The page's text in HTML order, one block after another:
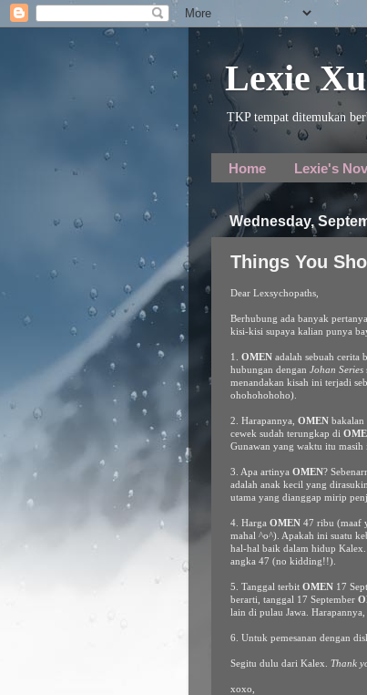
Lexie
TKP tempat ditemukan
Home Lexie's
Wednesday,
Things You
Dear Lexsychopaths,
Berhubung ada banyak
kisi-kisi supaya kalian punya
1. OMEN adalah sebuah cerita
hubungan dengan Johan Series
menandakan kisah ini terjadi
ohohohohoho).
2. Harapannya, OMEN bakalan
cewek sudah terungkap di
Gunawan yang waktu itu
3. Apa artinya OMEN?
adalah anak kecil yang
utama yang dianggap mirip
4. Harga OMEN 47 ribu (maaf
mahal ^o^). Apakah ini suatu
hal-hal baik dalam hidup
angka 47 (no kidding!!).
5. Tanggal terbit OMEN 17
berarti, tanggal 17 September
lain di pulau Jawa.
6. Untuk pemesanan dengan
Segitu dulu dari Kalex. Thank
xoxo,